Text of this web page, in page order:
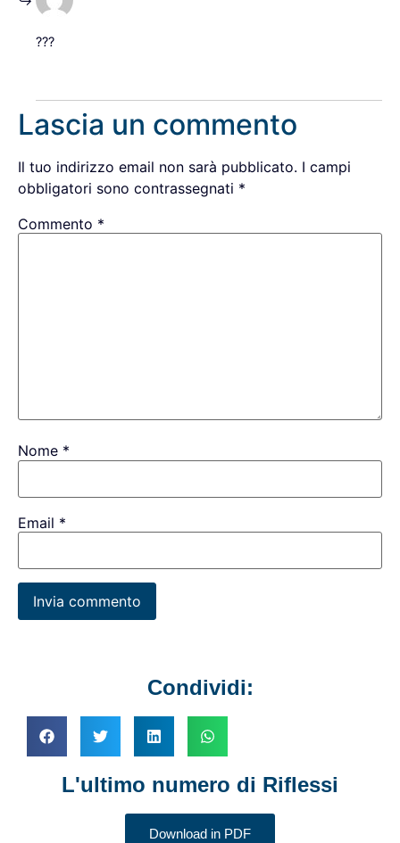
???
Lascia un commento
Il tuo indirizzo email non sarà pubblicato. I campi
obbligatori sono contrassegnati *
Commento *
Nome *
Email *
Condividi:
L'ultimo numero di Riflessi
Download in PDF